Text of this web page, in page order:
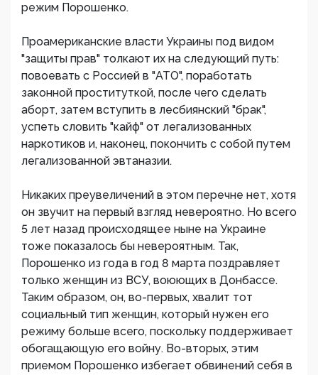
режим Порошенко.
Проамериканские власти Украины под видом
"защиты прав" толкают их на следующий путь:
повоевать с Россией в "АТО", поработать
законной проституткой, после чего сделать
аборт, затем вступить в лесбиянский "брак",
успеть словить "кайф" от легализованных
наркотиков и, наконец, покончить с собой путем
легализованной эвтаназии.
Никаких преувеличений в этом перечне нет, хотя
он звучит на первый взгляд невероятно. Но всего
5 лет назад происходящее ныне на Украине
тоже показалось бы невероятным. Так,
Порошенко из года в год 8 марта поздравляет
только женщин из ВСУ, воюющих в Донбассе.
Таким образом, он, во-первых, хвалит тот
социальный тип женщин, который нужен его
режиму больше всего, поскольку поддерживает
обогащающую его войну. Во-вторых, этим
приемом Порошенко избегает обвинений себя в